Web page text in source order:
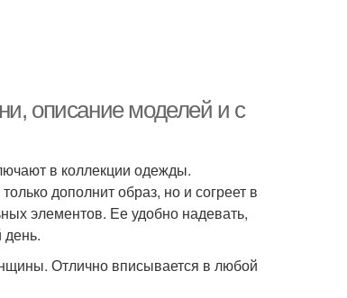
описание моделей и с
в коллекции одежды.
дополнит образ, но и согреет в
элементов. Ее удобно надевать,
Отлично вписывается в любой